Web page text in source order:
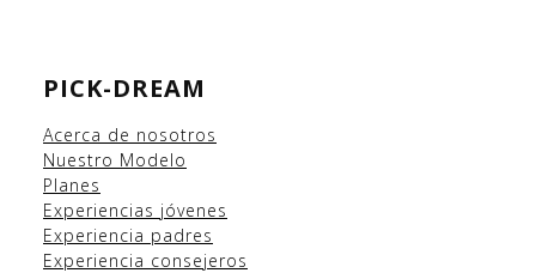
PICK-DREAM
Acerca de nosotros
Nuestro Modelo
Planes
Experiencias jóvenes
Experiencia padres
Experiencia consejeros